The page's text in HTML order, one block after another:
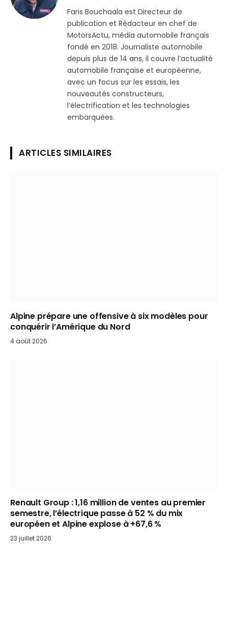
Faris Bouchaala est Directeur de
publication et Rédacteur en chef de
MotorsActu, média automobile français
fondé en 2018. Journaliste automobile
depuis plus de 14 ans, il couvre l’actualité
automobile française et européenne,
avec un focus sur les essais, les
nouveautés constructeurs,
l’électrification et les technologies
embarquées.
ARTICLES SIMILAIRES
Alpine prépare une offensive à six modèles pour
conquérir l’Amérique du Nord
4 août 2026
Renault Group : 1,16 million de ventes au premier
semestre, l’électrique passe à 52 % du mix
européen et Alpine explose à +67,6 %
23 juillet 2026